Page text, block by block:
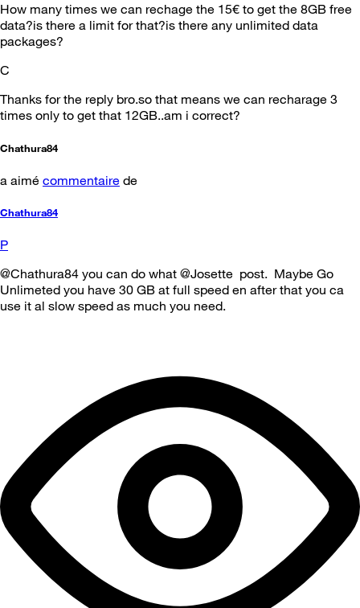
How many times we can rechage the 15€ to get the 8GB free
data?is there a limit for that?is there any unlimited data
packages?
C
Thanks for the reply bro.so that means we can recharage 3
times only to get that 12GB..am i correct?
Chathura84
a aimé commentaire de
Chathura84
P
@Chathura84 you can do what @Josette post. Maybe Go
Unlimeted you have 30 GB at full speed en after that you ca
use it al slow speed as much you need.